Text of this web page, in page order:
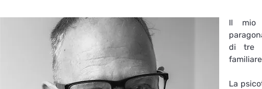
Il mio
di tre
La